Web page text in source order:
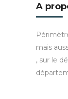
A
mais
, sur le